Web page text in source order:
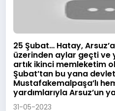
25 Şubat… Hatay,
üzerinden aylar geçti ve
artık ikinci memleketim
Şubat’tan bu yana
Mustafakemalpaşa’lı
yardımlarıyla Arsuz’un
31-05-2023